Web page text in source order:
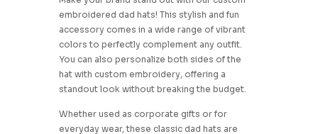
embroidered dad hats! This stylish and fun
accessory comes in a wide range of vibrant
colors to perfectly complement any outfit.
You can also personalize both sides of the
hat with custom embroidery, offering a
standout look without breaking the budget.
Whether used as corporate gifts or for
everyday wear, these classic dad hats are